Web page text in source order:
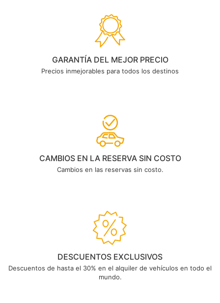
GARANTÍA DEL MEJOR PRECIO
Precios inmejorables para todos los destinos
CAMBIOS EN LA RESERVA SIN COSTO
Cambios en las reservas sin costo.
DESCUENTOS EXCLUSIVOS
Descuentos de hasta el 30% en el alquiler de vehículos en todo el
mundo.